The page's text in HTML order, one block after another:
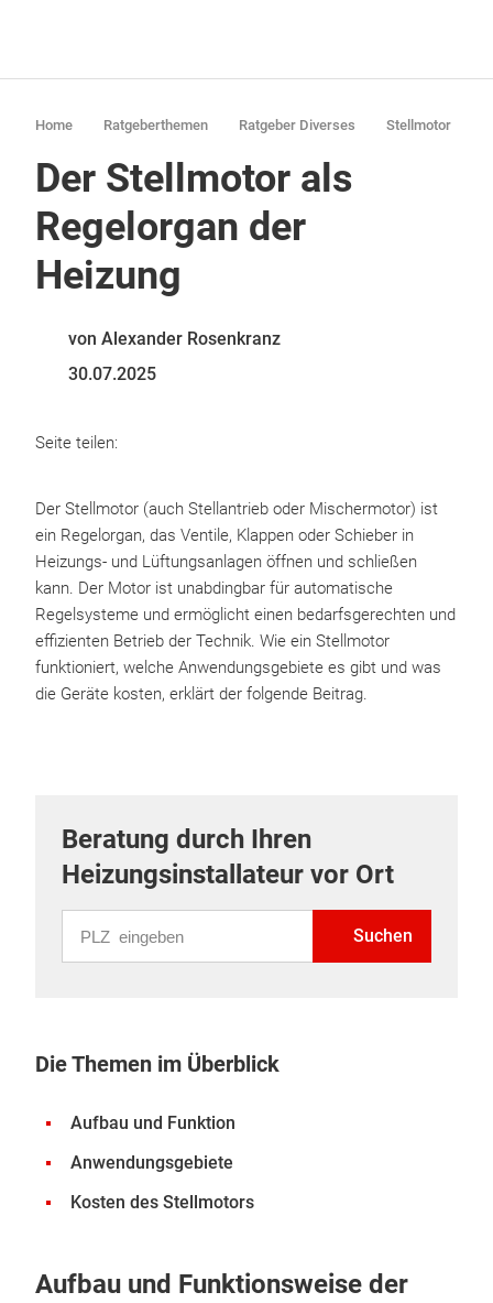
Home Ratgeberthemen Ratgeber Diverses Stellmotor
Der Stellmotor als
Regelorgan der
Heizung
von Alexander Rosenkranz
30.07.2025
Seite teilen:
Der Stellmotor (auch Stellantrieb oder Mischermotor) ist
ein Regelorgan, das Ventile, Klappen oder Schieber in
Heizungs- und Lüftungsanlagen öffnen und schließen
kann. Der Motor ist unabdingbar für automatische
Regelsysteme und ermöglicht einen bedarfsgerechten und
effizienten Betrieb der Technik. Wie ein Stellmotor
funktioniert, welche Anwendungsgebiete es gibt und was
die Geräte kosten, erklärt der folgende Beitrag.
Beratung durch Ihren
Heizungsinstallateur vor Ort
Suchen
Die Themen im Überblick
Aufbau und Funktion
Anwendungsgebiete
Kosten des Stellmotors
Aufbau und Funktionsweise der